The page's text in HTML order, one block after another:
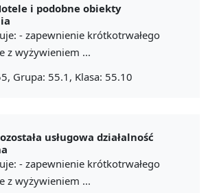
i podobne obiekty
- zapewnienie krótkotrwałego
z wyżywieniem ...
Grupa: 55.1, Klasa: 55.10
usługowa działalność
- zapewnienie krótkotrwałego
z wyżywieniem ...